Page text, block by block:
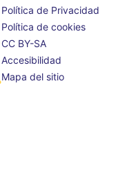
Política de Privacidad
Política de cookies
CC BY-SA
Accesibilidad
Mapa del sitio